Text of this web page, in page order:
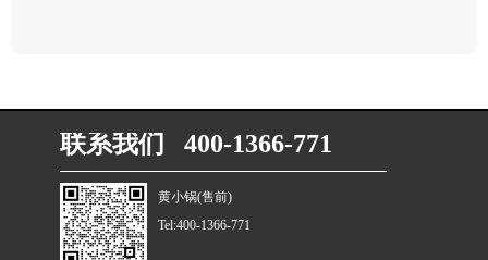
联系我们 400-1366-771
黄小锅(售前)
Tel:400-1366-771